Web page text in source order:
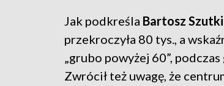
Jak podkreśla Bartosz
przekroczyła 80 tys., a
„grubo powyżej 60”,
Zwrócił też uwagę, że